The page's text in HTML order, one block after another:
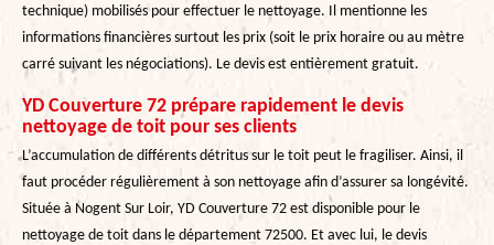
technique) mobilisés pour effectuer le nettoyage. Il mentionne les
informations financières surtout les prix (soit le prix horaire ou au mètre
carré suivant les négociations). Le devis est entièrement gratuit.
YD Couverture 72 prépare rapidement le devis
nettoyage de toit pour ses clients
L’accumulation de différents détritus sur le toit peut le fragiliser. Ainsi, il
faut procéder régulièrement à son nettoyage afin d’assurer sa longévité.
Située à Nogent Sur Loir, YD Couverture 72 est disponible pour le
nettoyage de toit dans le département 72500. Et avec lui, le devis